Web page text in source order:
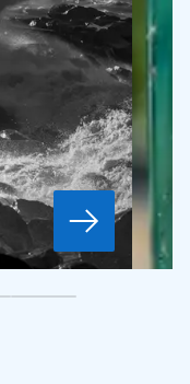
2 bildkort3
Gå till bildkort